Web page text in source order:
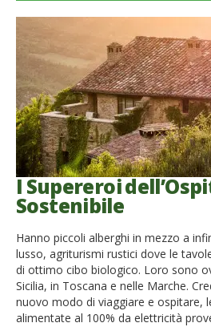
I Supereroi
Sostenibile
Hanno piccoli alberghi in mezzo a
lusso, agriturismi rustici dove le
di ottimo cibo biologico. Loro sono
Sicilia, in Toscana e nelle Marche.
nuovo modo di viaggiare e ospitare,
alimentate al 100% da elettricità